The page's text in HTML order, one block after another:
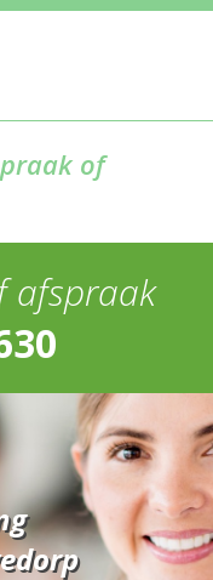
of
afspraak